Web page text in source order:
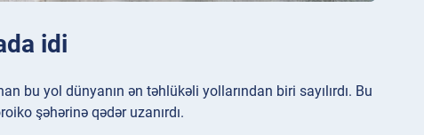
idi
bu yol dünyanın ən təhlükəli yollarından biri sayılırdı. Bu
şəhərinə qədər uzanırdı.